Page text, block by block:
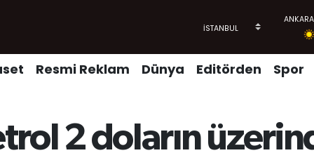
Resmi Reklam Dünya Editörden Spor
2 doların